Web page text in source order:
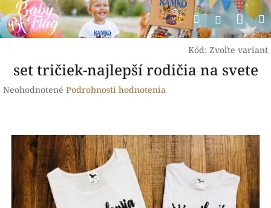
Prejsť
na
obsah
Hľadať
Kód: Zvoľte variant
set tričiek-najlepší rodičia na svete
Priemerné
0,0
hviezdičiek.
Neohodnotené Podrobnosti hodnotenia